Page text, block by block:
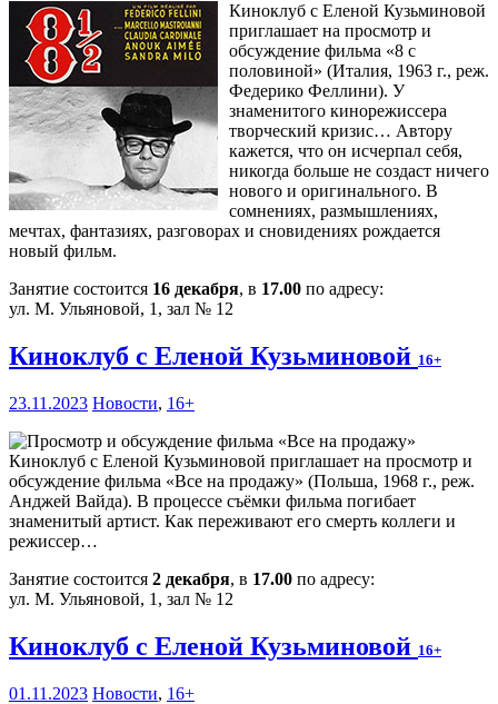
Киноклуб с Еленой Кузьминовой
приглашает на просмотр и
обсуждение фильма «8 с
половиной» (Италия, 1963 г., реж.
Федерико Феллини). У
знаменитого кинорежиссера
творческий кризис… Автору
кажется, что он исчерпал себя,
никогда больше не создаст ничего
нового и оригинального. В
сомнениях, размышлениях,
мечтах, фантазиях, разговорах и сновидениях рождается
новый фильм.
Занятие состоится 16 декабря, в 17.00 по адресу:
ул. М. Ульяновой, 1, зал № 12
Киноклуб с Еленой Кузьминовой 16+
23.11.2023 Новости, 16+
Киноклуб с Еленой Кузьминовой приглашает на просмотр и
обсуждение фильма «Все на продажу» (Польша, 1968 г., реж.
Анджей Вайда). В процессе съёмки фильма погибает
знаменитый артист. Как переживают его смерть коллеги и
режиссер…
Занятие состоится 2 декабря, в 17.00 по адресу:
ул. М. Ульяновой, 1, зал № 12
Киноклуб с Еленой Кузьминовой 16+
01.11.2023 Новости, 16+